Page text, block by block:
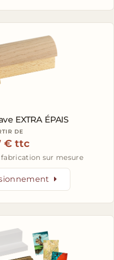
EXTRA ÉPAIS
DE
€ ttc
sur mesure